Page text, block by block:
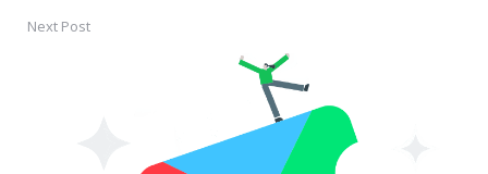
Next Post